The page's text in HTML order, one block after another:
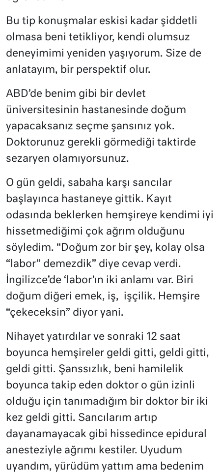
Bu tip konuşmalar eskisi kadar şiddetli
olmasa beni tetikliyor, kendi olumsuz
deneyimimi yeniden yaşıyorum. Size de
anlatayım, bir perspektif olur.
ABD’de benim gibi bir devlet
üniversitesinin hastanesinde doğum
yapacaksanız seçme şansınız yok.
Doktorunuz gerekli görmediği taktirde
sezaryen olamıyorsunuz.
O gün geldi, sabaha karşı sancılar
başlayınca hastaneye gittik. Kayıt
odasında beklerken hemşireye kendimi iyi
hissetmediğimi çok ağrım olduğunu
söyledim. “Doğum zor bir şey, kolay olsa
“labor” demezdik” diye cevap verdi.
İngilizce’de ‘labor’ın iki anlamı var. Biri
doğum diğeri emek, iş, işçilik. Hemşire
“çekeceksin” diyor yani.
Nihayet yatırdılar ve sonraki 12 saat
boyunca hemşireler geldi gitti, geldi gitti,
geldi gitti. Şanssızlık, beni hamilelik
boyunca takip eden doktor o gün izinli
olduğu için tanımadığım bir doktor bir iki
kez geldi gitti. Sancılarım artıp
dayanamayacak gibi hissedince epidural
anesteziyle ağrımı kestiler. Uyudum
uyandım, yürüdüm yattım ama bedenim